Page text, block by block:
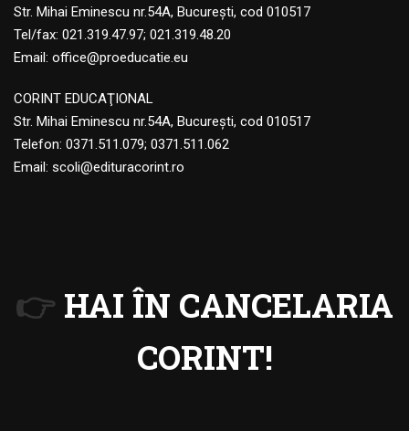
Str. Mihai Eminescu nr.54A, București, cod 010517
Tel/fax: 021.319.47.97; 021.319.48.20
Email: office@proeducatie.eu
CORINT EDUCAŢIONAL
Str. Mihai Eminescu nr.54A, Bucureşti, cod 010517
Telefon: 0371.511.079; 0371.511.062
Email: scoli@edituracorint.ro
👉 HAI ÎN CANCELARIA
CORINT!